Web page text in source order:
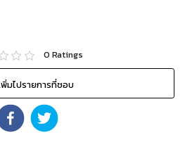
0 Ratings
พิ่มไปรายการที่ชอบ